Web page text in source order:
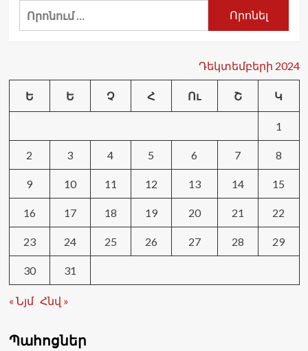
Որոնել՝
Դեկտեմբերի 2024
Ե Ե Չ Հ Ու Շ Կ
1
2 3 4 5 6 7 8
9 10 11 12 13 14 15
16 17 18 19 20 21 22
23 24 25 26 27 28 29
30 31
« Նյմ Հնվ »
Պահոցներ